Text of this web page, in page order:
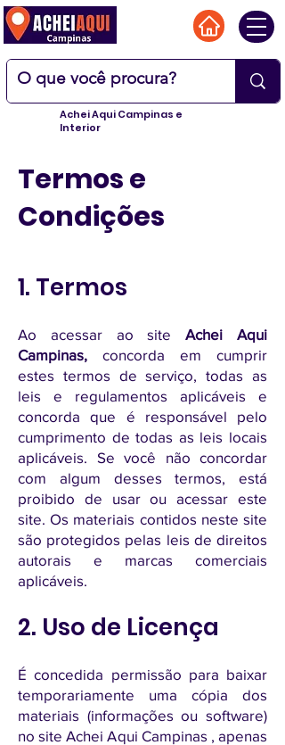
Achei Aqui Campinas e
Interior
Termos e
Condições
1. Termos
Ao acessar ao siteAchei Aqui
Campinas, concorda em cumprir
estes termos de serviço, todas as
leis e regulamentos aplicáveis ​​e
concorda que é responsável pelo
cumprimento de todas as leis locais
aplicáveis. Se você não concordar
com algum desses termos, está
proibido de usar ou acessar este
site. Os materiais contidos neste site
são protegidos pelas leis de direitos
autorais e marcas comerciais
aplicáveis.
2. Uso de Licença
É concedida permissão para baixar
temporariamente uma cópia dos
materiais (informações ou software)
no site Achei Aqui Campinas , apenas